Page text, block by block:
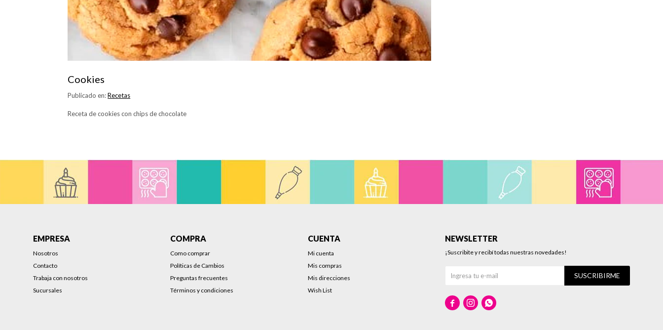
Cookies
Publicado en:Recetas
Receta de cookies con chips de chocolate
EMPRESA
Nosotros
Contacto
Trabaja con nosotros
Sucursales
COMPRA
Como comprar
Políticas de Cambios
Preguntas frecuentes
Términos y condiciones
CUENTA
Mi cuenta
Mis compras
Mis direcciones
Wish List
NEWSLETTER
¡Suscribite y recibí todas nuestras novedades!
SUSCRIBIRME
  